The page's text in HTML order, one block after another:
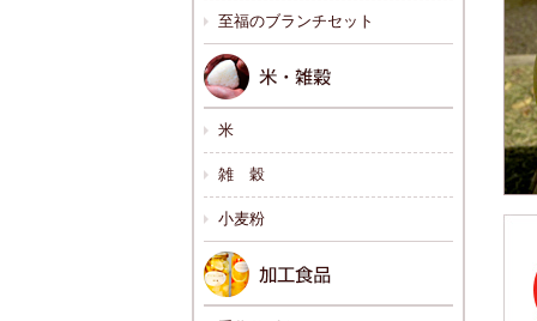
至福のブランチセット
米
雑 穀
小麦粉